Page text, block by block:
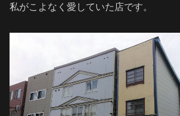
私がこよなく愛していた店です。